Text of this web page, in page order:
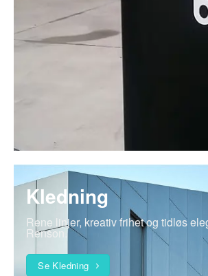
Kledning
Rene linjer, kreativ frihet og tidløs
Renson.
Se Kledning